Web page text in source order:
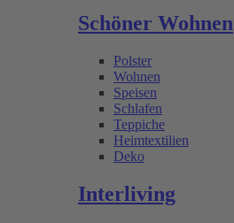
Schöner Wohnen
Polster
Wohnen
Speisen
Schlafen
Teppiche
Heimtextilien
Deko
Interliving